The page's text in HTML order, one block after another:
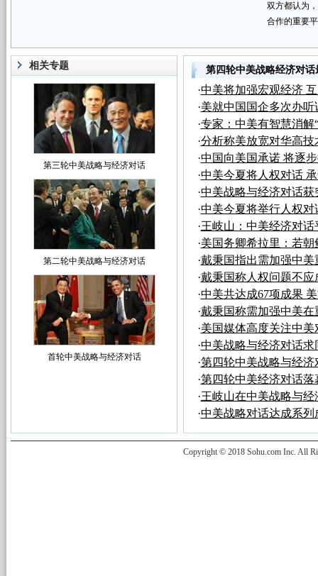
双方都认为
合作的重要
相关专题
第三轮中美战略与经济对话
第二轮中美战略与经济对话
首轮中美战略与经济对话
第四轮中美战略经济对话
·中美将加强宏观经济
·美就中国国企多次办
·专家：中美有智慧消解
·分析称美放宽对华高
·中国向美国承诺 将逐
·中美今夏将人权对话
·中美战略与经济对话
·中美今夏将举行人权
·王岐山：中美经济对
·美国务卿希拉里：若
·戴秉国指出需加强中
·戴秉国称人权问题不
·中美共达成67项成果
·戴秉国称需加强中美
·美国媒体高度关注中
·中美战略与经济对话
·第四轮中美战略与经济
·第四轮中美经济对话
·王岐山在中美战略与
·中美战略对话达成系
Copyright © 2018 Sohu.com Inc. All